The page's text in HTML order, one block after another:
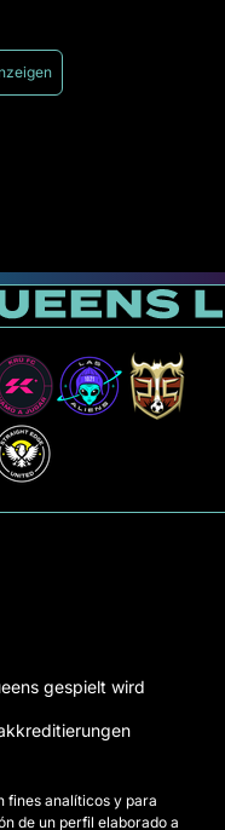
gespielt wird
Sie mit uns
fines analíticos y para
de un perfil elaborado a